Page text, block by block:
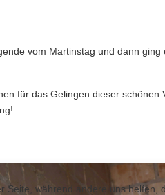
vom Martinstag und dann ging
für das Gelingen dieser schönen
während andere uns